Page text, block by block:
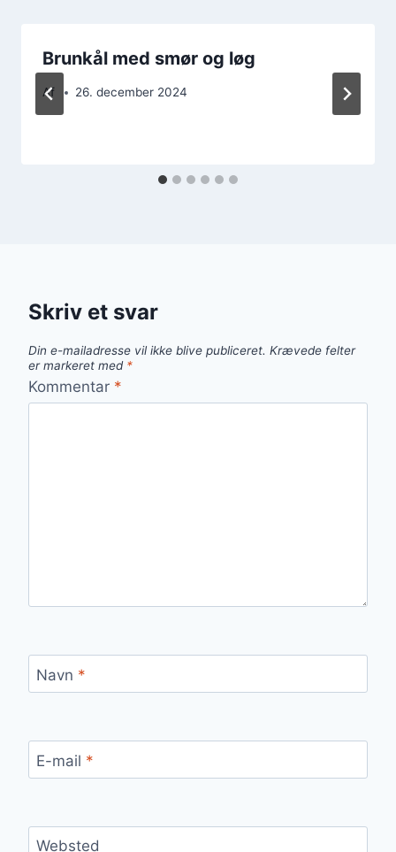
Brunkål med smør og løg
Af 26. december 2024
Skriv et svar
Din e-mailadresse vil ikke blive publiceret. Krævede felter
er markeret med *
Kommentar *
Navn *
E-mail *
Websted